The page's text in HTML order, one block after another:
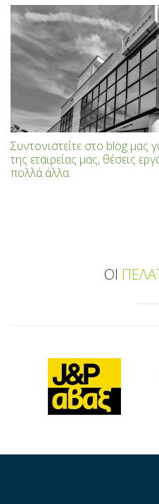
Συντονιστείτε στο blog μας
της εταιρείας μας, θέσεις
πολλά άλλα.
ΟΙ